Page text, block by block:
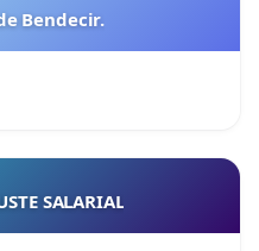
Bendecir.
SALARIAL